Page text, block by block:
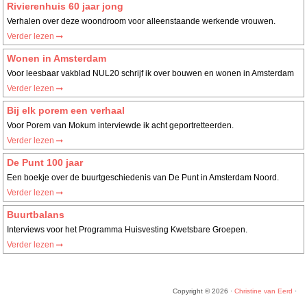
Rivierenhuis 60 jaar jong
Verhalen over deze woondroom voor alleenstaande werkende vrouwen.
Verder lezen
Wonen in Amsterdam
Voor leesbaar vakblad NUL20 schrijf ik over bouwen en wonen in Amsterdam
Verder lezen
Bij elk porem een verhaal
Voor Porem van Mokum interviewde ik acht geportretteerden.
Verder lezen
De Punt 100 jaar
Een boekje over de buurtgeschiedenis van De Punt in Amsterdam Noord.
Verder lezen
Buurtbalans
Interviews voor het Programma Huisvesting Kwetsbare Groepen.
Verder lezen
Copyright © 2026 · Christine van Eerd ·